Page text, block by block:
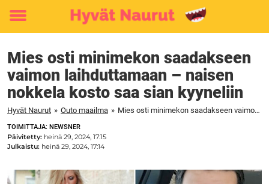
Toggle
Mies osti minimekon saadakseen
vaimon laihduttamaan – naisen
nokkela kosto saa sian kyyneliin
Hyvät Naurut » Outo maailma » Mies osti minimekon saadakseen vaimon laihduttamaan – naisen nokkela kosto saa sian kyyneliin
TOIMITTAJA: NEWSNER
Päivitetty: heinä 29, 2024, 17:15
Julkaistu: heinä 29, 2024, 17:14